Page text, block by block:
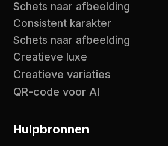
Schets naar afbeelding
Consistent karakter
Schets naar afbeelding
Creatieve luxe
Creatieve variaties
QR-code voor AI
Hulpbronnen